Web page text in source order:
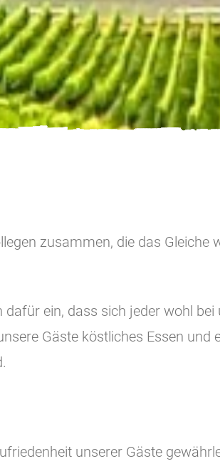
zusammen, die das Gleiche
ein, dass sich jeder wohl
Gäste köstliches Essen und
unserer Gäste